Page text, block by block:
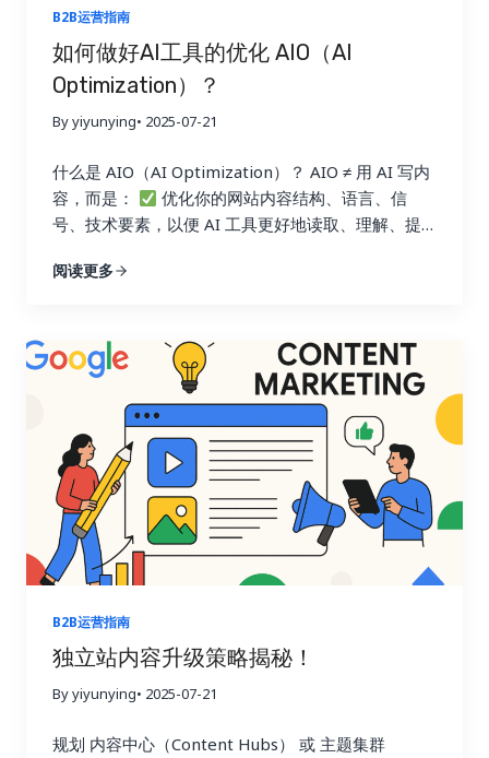
量与询盘，例如： 但现在： 变化四：传统网站“一个
站打全球”模式正失效 过去的逻辑是： 但现在的搜索
生态更偏向于： 一个德语客户，更愿意信任一个.de
域名，德语内容的网站而不是一个来自中国的.com网
站翻译版本 SEO难了吗？是的！ 但机会也来了，比以
了。 以下是一些正在被聪明企业抓住的新机会： 新
机遇一：AI反而让“长尾关键词”变成最大红利池
索方式变了： 过去 现在 关键词 问题句式 “kraft…
B2B运营指南
如何做好AI工具的优化 AIO（AI
Optimization）？
By yiyunying• 2025-07-21
什么是 AIO（AI Optimization）？ AIO ≠ 用 AI 写内
容，而是：
优化你的网站内容结构、语言、信
号、技术要素，以便 AI 工具更好地读取、理解、提
内容营销的下一个重点？ 原因 说明
是排名第1的链接
AI 摘要需要信源 内容结构清
晰、权威、语义明确的网站更易被引用
先发优势
明显 很多竞争对手尚未布局 AIO，机会窗口期 AIO
优化目标：帮你达成哪些结果？ 目标 具体表现
AI 摘要引用 出现在 Google AI Overview 卡片中
被 ChatGPT/Bing/Gemini…
阅读更多
B2B运营指南
独立站内容升级策略揭秘！
By yiyunying• 2025-07-21
规划 内容中心（Content Hubs） 或 主题集群